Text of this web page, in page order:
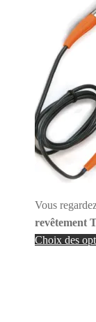
Vous
revêtement
Choix des